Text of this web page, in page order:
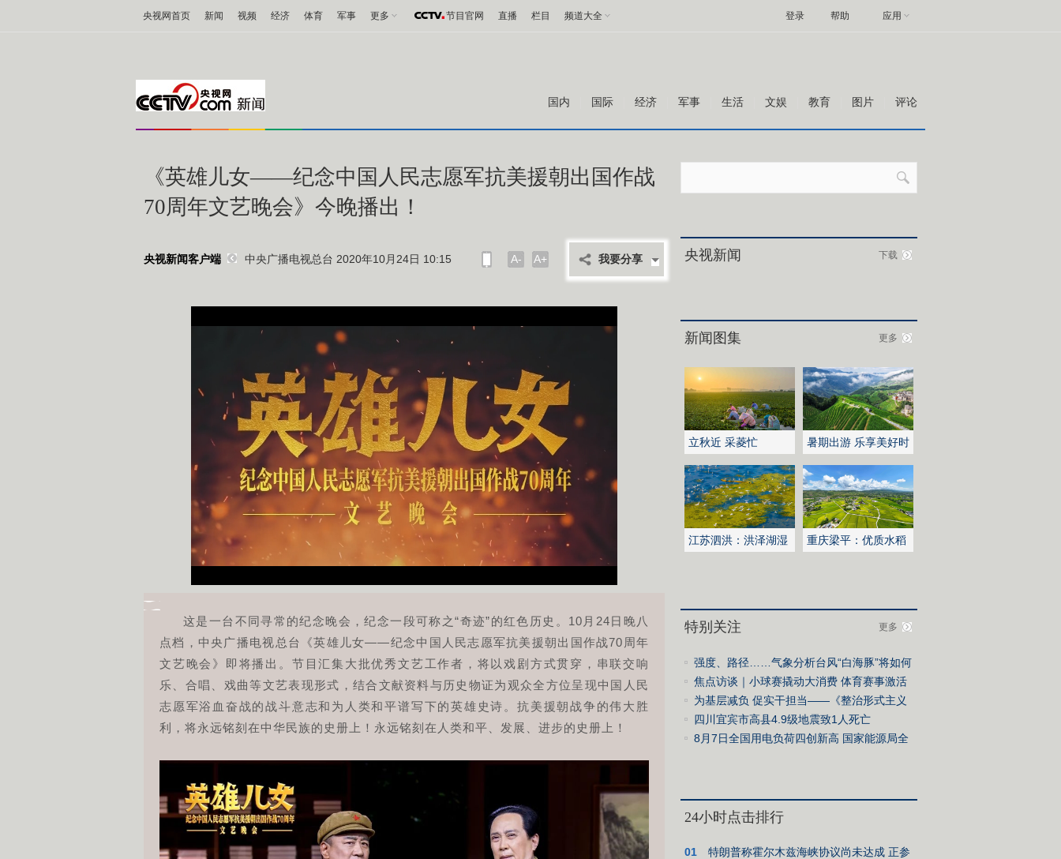
央视网首页 新闻 视频 经济 体育 军事 更多 节目官网 直播 栏目 频道大全 帮助 应用
登录
国内 国际 经济 军事 生活 文娱 教育 图片 评论
《英雄儿女——纪念中国人民志愿军抗美援朝出国作战
70周年文艺晚会》今晚播出！
央视新闻客户端 中央广播电视总台 2020年10月24日 10:15 A- A+ 我要分享
这是一台不同寻常的纪念晚会，纪念一段可称之“奇迹”的红色历史。10月24日晚八
点档，中央广播电视总台《英雄儿女——纪念中国人民志愿军抗美援朝出国作战70周年
文艺晚会》即将播出。节目汇集大批优秀文艺工作者，将以戏剧方式贯穿，串联交响
乐、合唱、戏曲等文艺表现形式，结合文献资料与历史物证为观众全方位呈现中国人民
志愿军浴血奋战的战斗意志和为人类和平谱写下的英雄史诗。抗美援朝战争的伟大胜
利，将永远铭刻在中华民族的史册上！永远铭刻在人类和平、发展、进步的史册上！
央视新闻 下载
新闻图集 更多
立秋近 采菱忙
暑期出游 乐享美好时
光
江苏泗洪：洪泽湖湿
重庆梁平：优质水稻
特别关注 更多
强度、路径……气象分析台风“白海豚”将如何
影响我国？
焦点访谈｜小球赛撬动大消费 体育赛事激活
城市发展新动能
为基层减负 促实干担当——《整治形式主义
为基层减负若干规定》出台两周年观察
四川宜宾市高县4.9级地震致1人死亡
8月7日全国用电负荷四创新高 国家能源局全
24小时点击排行
01
特朗普称霍尔木兹海峡协议尚未达成 正参